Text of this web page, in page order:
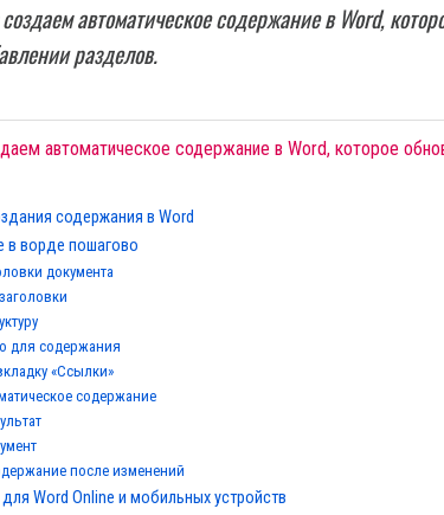
автоматическое содержание в Word,
разделов.
автоматическое содержание в Word, которое
содержания в Word
в ворде пошагово
документа
для содержания
«Ссылки»
содержание
после изменений
Word Online и мобильных устройств